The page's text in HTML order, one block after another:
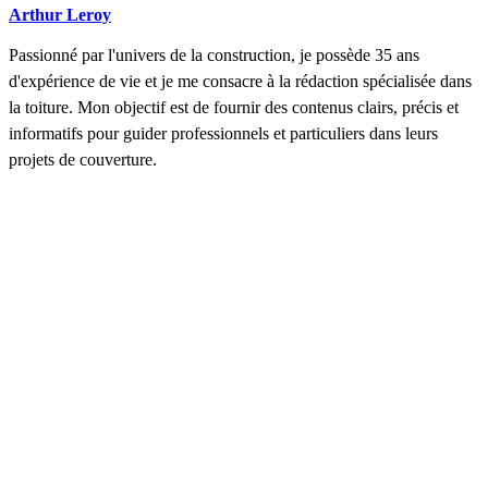
Arthur Leroy
Passionné par l'univers de la construction, je possède 35 ans
d'expérience de vie et je me consacre à la rédaction spécialisée dans
la toiture. Mon objectif est de fournir des contenus clairs, précis et
informatifs pour guider professionnels et particuliers dans leurs
projets de couverture.